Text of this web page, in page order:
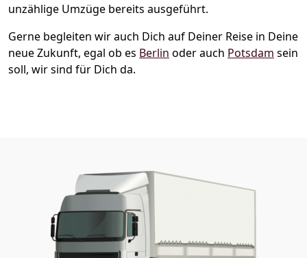
unzählige Umzüge bereits ausgeführt.
Gerne begleiten wir auch Dich auf Deiner Reise in Deine
neue Zukunft, egal ob es Berlin oder auch Potsdam sein
soll, wir sind für Dich da.